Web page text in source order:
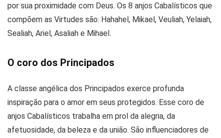
por sua proximidade com Deus. Os 8 anjos Cabalísticos que
compõem as Virtudes são: Hahahel, Mikael, Veuliah, Yelaiah,
Sealiah, Ariel, Asaliah e Mihael.
O coro dos Principados
A classe angélica dos Principados exerce profunda
inspiração para o amor em seus protegidos. Esse coro de
anjos Cabalísticos trabalha em prol da alegria, da
afetuosidade, da beleza e da união. São influenciadores de